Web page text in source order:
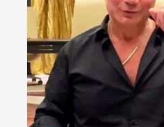
Trabzonspor, KAP'a
İzmir Büyükşehir
Ünlüler
Veli Ağbaba'nın